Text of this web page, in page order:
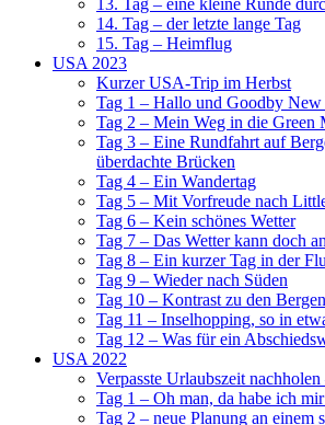
13. Tag – eine kleine Runde
14. Tag – der letzte lange Tag
15. Tag – Heimflug
USA 2023
Kurzer USA-Trip im Herbst
Tag 1 – Hallo und Goodby
Tag 2 – Mein Weg in die Green
Tag 3 – Eine Rundfahrt auf
überdachte Brücken
Tag 4 – Ein Wandertag
Tag 5 – Mit Vorfreude nach
Tag 6 – Kein schönes Wetter
Tag 7 – Das Wetter kann doch
Tag 8 – Ein kurzer Tag in der
Tag 9 – Wieder nach Süden
Tag 10 – Kontrast zu den Bergen
Tag 11 – Inselhopping, so in
Tag 12 – Was für ein
USA 2022
Verpasste Urlaubszeit
Tag 1 – Oh man, da habe ich
Tag 2 – neue Planung an einem